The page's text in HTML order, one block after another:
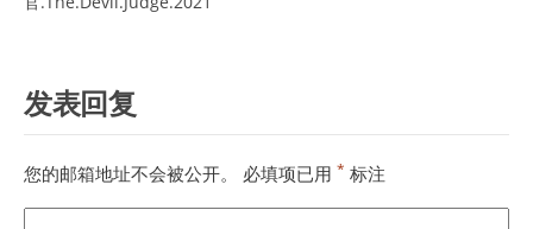
发表回复
您的邮箱地址不会被公开。 必填项已用 * 标注